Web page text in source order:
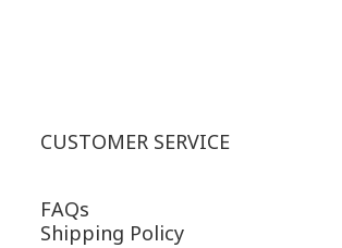
CUSTOMER SERVICE
FAQs
Shipping Policy